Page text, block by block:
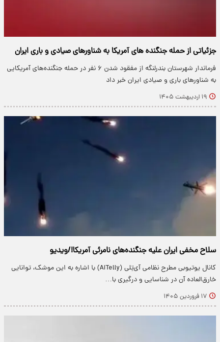
جزئیاتی از حمله جنگنده های آمریکا به شناورهای صیادی و باری ایران
فرماندار شهرستان بندرلنگه از مفقود شدن ۶ نفر در حمله جنگنده‌های آمریکایی
به شناورهای باری و صیادی ایران خبر داد
۱۹ اردیبهشت ۱۴۰۵
سلاح مخفی ایران علیه جنگنده‌های نامرئی‌ آمریکا!/ویدیو
کانال یوتیوبی مطرح نظامی آی‌تِلی (AiTelly) با اشاره به این موشک، توانایی
خارق‌العاده آن در شناسایی و درگیری با…
۱۷ فروردین ۱۴۰۵